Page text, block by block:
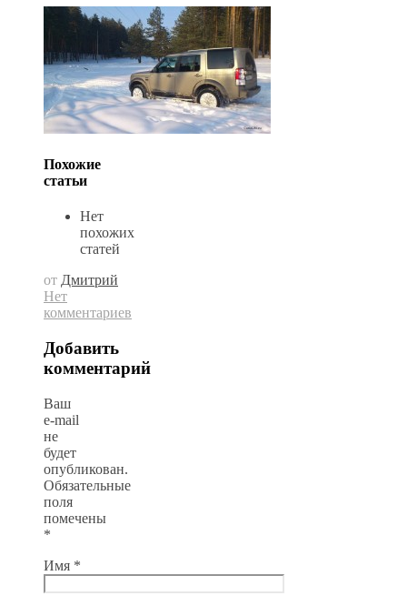
Похожие
статьи
Нет
похожих
статей
от Дмитрий
Нет
комментариев
Добавить
комментарий
Ваш
e-mail
не
будет
опубликован.
Обязательные
поля
помечены
*
Имя *